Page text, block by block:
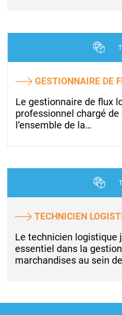
GESTIONNAIRE DE
Le gestionnaire de flux
professionnel chargé
l’ensemble de la…
TECHNICIEN
Le technicien logistique
essentiel dans la
marchandises au sein